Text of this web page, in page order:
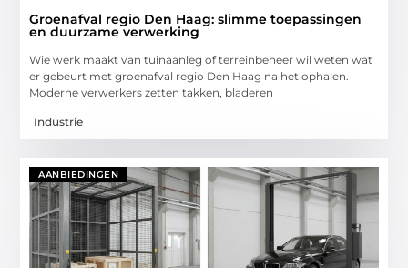
Groenafval regio Den Haag: slimme toepassingen
en duurzame verwerking
Wie werk maakt van tuinaanleg of terreinbeheer wil weten wat
er gebeurt met groenafval regio Den Haag na het ophalen.
Moderne verwerkers zetten takken, bladeren
Industrie
AANBIEDINGEN